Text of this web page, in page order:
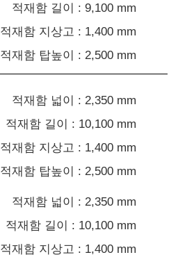
적재함 길이 : 9,100 mm
적재함 지상고 : 1,400 mm
적재함 탑높이 : 2,500 mm
적재함 넓이 : 2,350 mm
적재함 길이 : 10,100 mm
적재함 지상고 : 1,400 mm
적재함 탑높이 : 2,500 mm
적재함 넓이 : 2,350 mm
적재함 길이 : 10,100 mm
적재함 지상고 : 1,400 mm